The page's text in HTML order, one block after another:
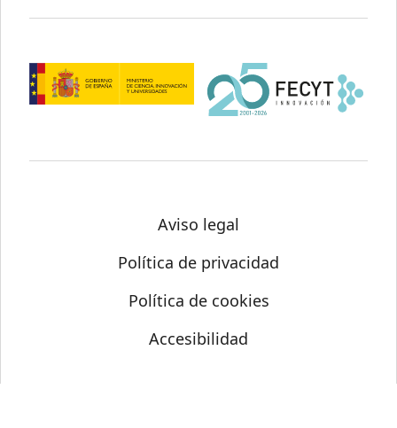
Aviso legal
Política de privacidad
Política de cookies
Accesibilidad